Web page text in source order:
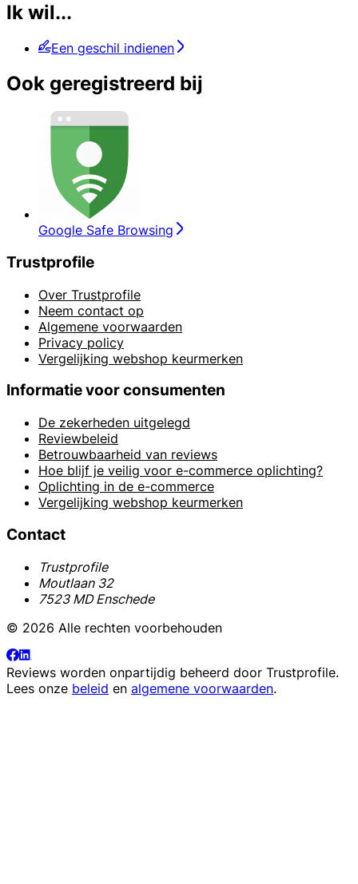
Ik wil...
Een geschil indienen
Ook geregistreerd bij
Google Safe Browsing
Trustprofile
Over Trustprofile
Neem contact op
Algemene voorwaarden
Privacy policy
Vergelijking webshop keurmerken
Informatie voor consumenten
De zekerheden uitgelegd
Reviewbeleid
Betrouwbaarheid van reviews
Hoe blijf je veilig voor e-commerce oplichting?
Oplichting in de e-commerce
Vergelijking webshop keurmerken
Contact
Trustprofile
Moutlaan 32
7523 MD Enschede
© 2026 Alle rechten voorbehouden
Reviews worden onpartijdig beheerd door Trustprofile.
Lees onze beleid en algemene voorwaarden.